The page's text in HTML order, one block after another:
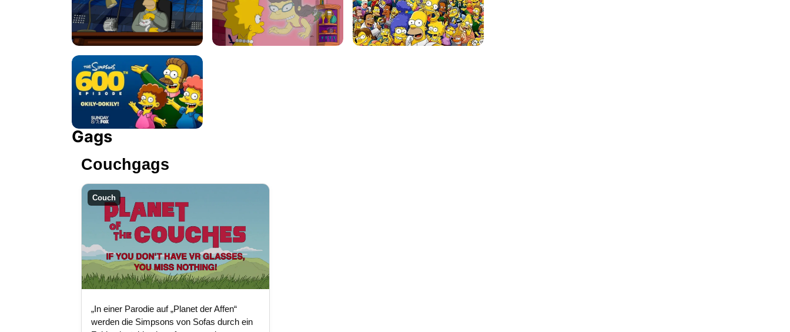
Gags
Couchgags
Couch
„In einer Parodie auf „Planet der Affen“
werden die Simpsons von Sofas durch ein